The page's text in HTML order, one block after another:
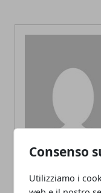
Consenso
Utilizziamo i